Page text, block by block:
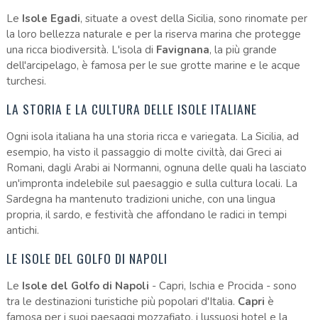
Le Isole Egadi, situate a ovest della Sicilia, sono rinomate per
la loro bellezza naturale e per la riserva marina che protegge
una ricca biodiversità. L'isola di Favignana, la più grande
dell'arcipelago, è famosa per le sue grotte marine e le acque
turchesi.
LA STORIA E LA CULTURA DELLE ISOLE ITALIANE
Ogni isola italiana ha una storia ricca e variegata. La Sicilia, ad
esempio, ha visto il passaggio di molte civiltà, dai Greci ai
Romani, dagli Arabi ai Normanni, ognuna delle quali ha lasciato
un'impronta indelebile sul paesaggio e sulla cultura locali. La
Sardegna ha mantenuto tradizioni uniche, con una lingua
propria, il sardo, e festività che affondano le radici in tempi
antichi.
LE ISOLE DEL GOLFO DI NAPOLI
Le Isole del Golfo di Napoli - Capri, Ischia e Procida - sono
tra le destinazioni turistiche più popolari d'Italia. Capri è
famosa per i suoi paesaggi mozzafiato, i lussuosi hotel e la